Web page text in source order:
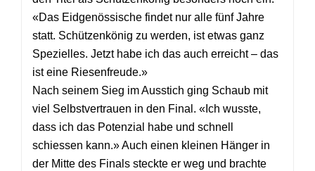
«Das Eidgenössische findet nur alle fünf Jahre
statt. Schützenkönig zu werden, ist etwas ganz
Spezielles. Jetzt habe ich das auch erreicht – das
ist eine Riesenfreude.»
Nach seinem Sieg im Ausstich ging Schaub mit
viel Selbstvertrauen in den Final. «Ich wusste,
dass ich das Potenzial habe und schnell
schiessen kann.» Auch einen kleinen Hänger in
der Mitte des Finals steckte er weg und brachte